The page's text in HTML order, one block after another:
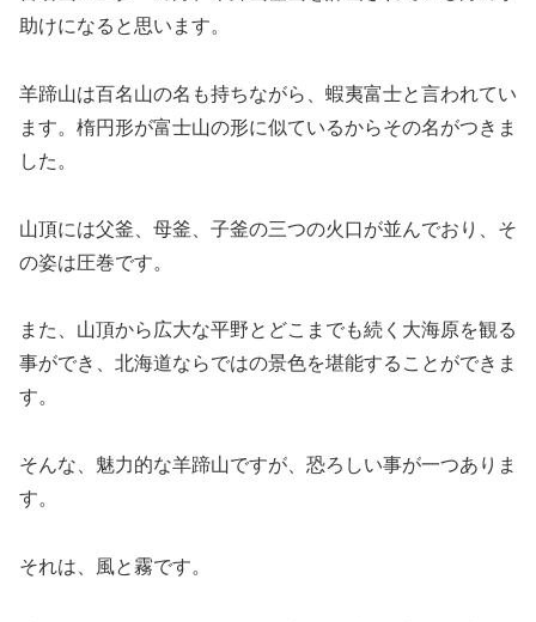
助けになると思います。
羊蹄山は百名山の名も持ちながら、蝦夷富士と言われてい
ます。楕円形が富士山の形に似ているからその名がつきま
した。
山頂には父釜、母釜、子釜の三つの火口が並んでおり、そ
の姿は圧巻です。
また、山頂から広大な平野とどこまでも続く大海原を観る
事ができ、北海道ならではの景色を堪能することができま
す。
そんな、魅力的な羊蹄山ですが、恐ろしい事が一つありま
す。
それは、風と霧です。